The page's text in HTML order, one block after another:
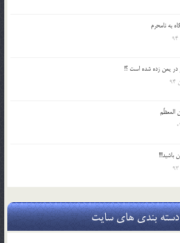
به نامحرم
در یمن زده شده است ؟!
المعظّم
باشید!!!
دسته بندی های سایت